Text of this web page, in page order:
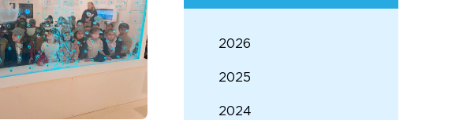
2026
2025
2024